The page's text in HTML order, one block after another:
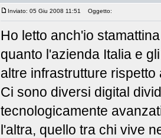
Inviato: 05 Giu 2008 11:51 Oggetto:
Ho letto anch'io
quanto l'azienda Italia e
altre infrastrutture rispetto
Ci sono diversi digital
tecnologicamente
l'altra, quello tra chi vive